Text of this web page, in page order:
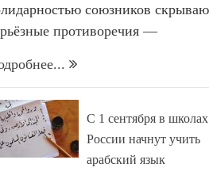
союзников
противоречия —
С 1 сентября в школах
России начнут учить
арабский язык